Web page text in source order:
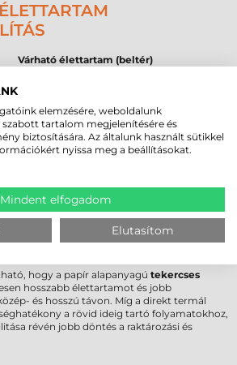
Várható élettartam (beltér)
TERMÁL – SZAKMAI
Direkt termál
jobb
gyenge
fakul
nagyon alacsony
hogy a papír alapanyagú tekercses
hosszabb élettartamot és jobb
és hosszú távon. Míg a direkt termál
a rövid ideig tartó folyamatokhoz,
révén jobb döntés a raktározási és
elemzésére, weboldalunk
szabott tartalom megjelenítésére és
biztosítására. Az általunk használt sütikkel
nyissa meg a beállításokat.
Mindent elfogadom
Elutasítom